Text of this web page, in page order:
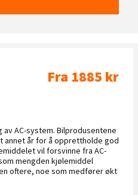
Fra 1885 kr
AC-system. Bilprodusentene
annet år for å opprettholde god
vil forsvinne fra AC-
mengden kjølemiddel
oftere, noe som medfører økt